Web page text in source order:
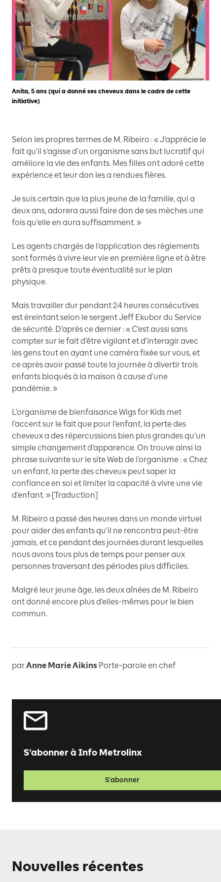
Anita, 5 ans (qui a donné ses cheveux dans le cadre de cette
initiative)
Selon les propres termes de M. Ribeiro : « J’apprécie le
fait qu’il s’agisse d’un organisme sans but lucratif qui
améliore la vie des enfants. Mes filles ont adoré cette
expérience et leur don les a rendues fières.
Je suis certain que la plus jeune de la famille, qui a
deux ans, adorera aussi faire don de ses mèches une
fois qu’elle en aura suffisamment. »
Les agents chargés de l’application des règlements
sont formés à vivre leur vie en première ligne et à être
prêts à presque toute éventualité sur le plan
physique.
Mais travailler dur pendant 24 heures consécutives
est éreintant selon le sergent Jeff Ekubor du Service
de sécurité. D’après ce dernier : « C’est aussi sans
compter sur le fait d’être vigilant et d’interagir avec
les gens tout en ayant une caméra fixée sur vous, et
ce après avoir passé toute la journée à divertir trois
enfants bloqués à la maison à cause d’une
pandémie. »
L’organisme de bienfaisance Wigs for Kids met
l’accent sur le fait que pour l’enfant, la perte des
cheveux a des répercussions bien plus grandes qu’un
simple changement d’apparence. On trouve ainsi la
phrase suivante sur le site Web de l’organisme : « Chez
un enfant, la perte des cheveux peut saper la
confiance en soi et limiter la capacité à vivre une vie
d’enfant. » [Traduction]
M. Ribeiro a passé des heures dans un monde virtuel
pour aider des enfants qu’il ne rencontra peut-être
jamais, et ce pendant des journées durant lesquelles
nous avons tous plus de temps pour penser aux
personnes traversant des périodes plus difficiles.
Malgré leur jeune âge, les deux aînées de M. Ribeiro
ont donné encore plus d’elles-mêmes pour le bien
commun.
parAnne Marie Aikins Porte-parole en chef
S’abonner à Info Metrolinx
S’abonner
Nouvelles récentes